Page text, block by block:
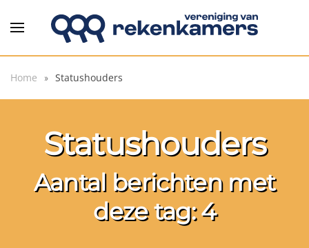
Overslaan en naar de inhoud gaan
Home Statushouders
Statushouders
Aantal berichten met
deze tag: 4